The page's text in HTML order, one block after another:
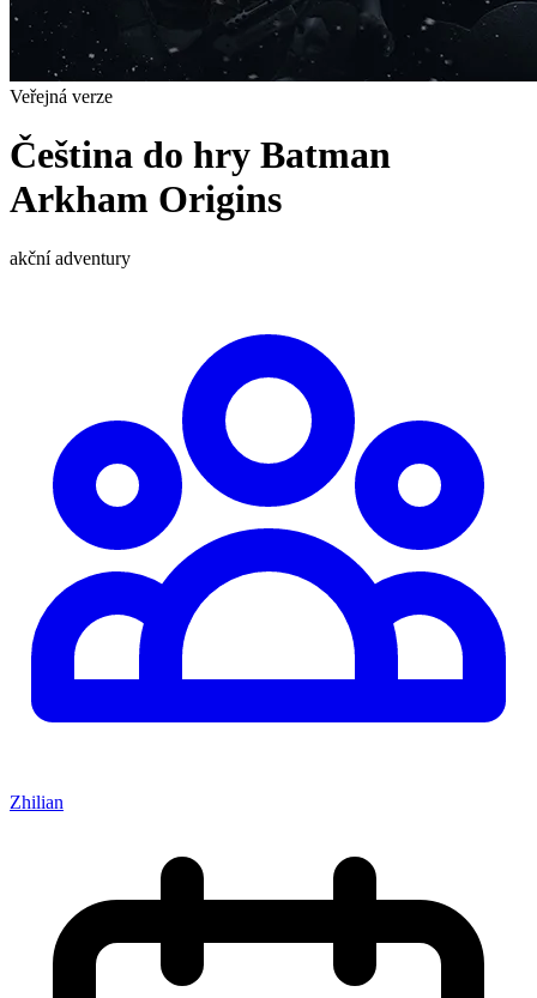
Veřejná verze
Čeština do hry Batman
Arkham Origins
akční adventury
Zhilian